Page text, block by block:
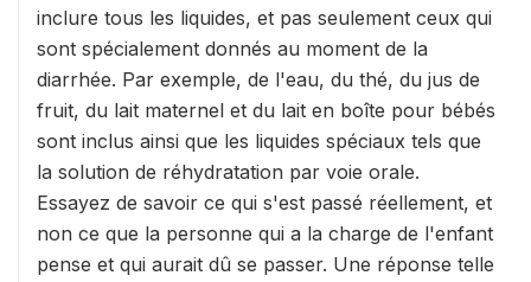
inclure tous les liquides, et pas seulement ceux qui
sont spécialement donnés au moment de la
diarrhée. Par exemple, de l'eau, du thé, du jus de
fruit, du lait maternel et du lait en boîte pour bébés
sont inclus ainsi que les liquides spéciaux tels que
la solution de réhydratation par voie orale.
Essayez de savoir ce qui s'est passé réellement, et
non ce que la personne qui a la charge de l'enfant
pense et qui aurait dû se passer. Une réponse telle